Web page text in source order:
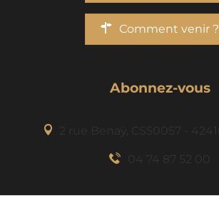
Comment venir ?
Abonnez-vous